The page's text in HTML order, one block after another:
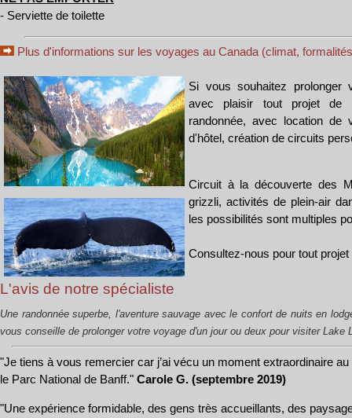
- Serviette de toilette
Plus d'informations sur les voyages au Canada (climat,
Si vous souhaitez prolonger
avec plaisir tout projet de
randonnée, avec location de
d'hôtel, création de circuits
Circuit à la découverte des
grizzli, activités de plein-air
les possibilités sont multiples
Consultez-nous pour tout projet
L'avis de notre spécialiste
Une randonnée superbe, l'aventure sauvage avec le confort de nuits en
vous conseille de prolonger votre voyage d'un jour ou deux pour visiter Lake
"Je tiens à vous remercier car j’ai vécu un moment extraordinaire
le Parc National de Banff." Carole G. (septembre 2019)
"Une expérience formidable, des gens très accueillants, des